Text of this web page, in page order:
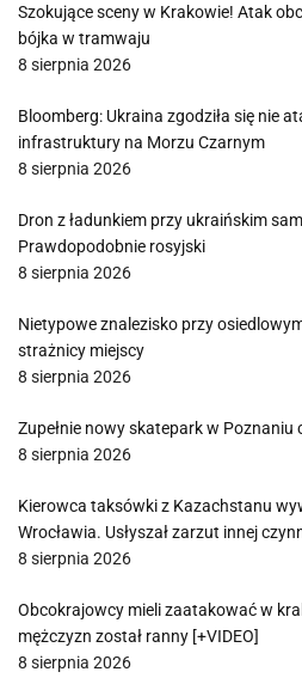
Szokujące sceny w Krakowie! Atak
bójka w tramwaju
8 sierpnia 2026
Bloomberg: Ukraina zgodziła się nie
infrastruktury na Morzu Czarnym
8 sierpnia 2026
Dron z ładunkiem przy ukraińskim
Prawdopodobnie rosyjski
8 sierpnia 2026
Nietypowe znalezisko przy
strażnicy miejscy
8 sierpnia 2026
Zupełnie nowy skatepark w Poznaniu
8 sierpnia 2026
Kierowca taksówki z Kazachstanu
Wrocławia. Usłyszał zarzut innej
8 sierpnia 2026
Obcokrajowcy mieli zaatakować w
mężczyzn został ranny [+VIDEO]
8 sierpnia 2026